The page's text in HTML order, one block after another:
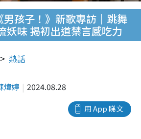
孩子！》新歌專訪｜跳舞
妖味 揭初出道禁言感吃力
熱話
煒婷 2024.08.28
用 App 睇文